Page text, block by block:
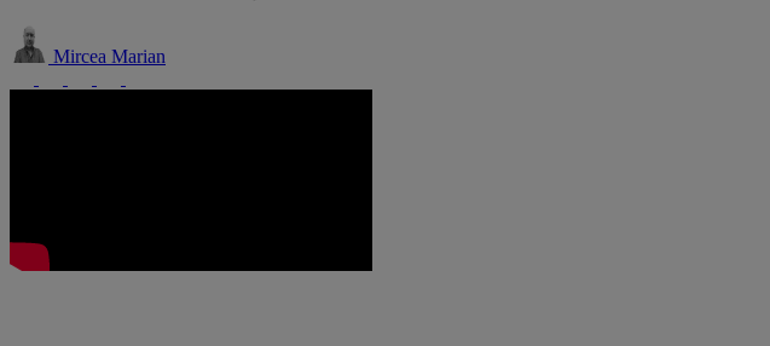
Mircea Marian